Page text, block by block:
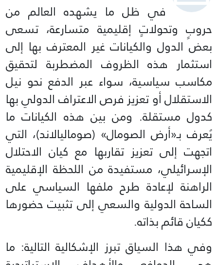
في ظل ما يشهده العالم من
حروبٍ وتحولاتٍ إقليمية متسارعة، تسعى
بعض الدول والكيانات غير المعترف بها إلى
استثمار هذه الظروف المضطربة لتحقيق
مكاسب سياسية، سواء عبر الدفع نحو نيل
الاستقلال أو تعزيز فرص الاعتراف الدولي بها
كدول مستقلة. ومن بين هذه الكيانات ما
يُعرف بـ«أرض الصومال» (صوماليالاند)، التي
اتجهت إلى تعزيز تقاربها مع كيان الاحتلال
الإسرائيلي، مستفيدة من اللحظة الإقليمية
الراهنة لإعادة طرح ملفها السياسي على
الساحة الدولية والسعي إلى تثبيت حضورها
ككيان قائم بذاته.
وفي هذا السياق تبرز الإشكالية التالية: ما